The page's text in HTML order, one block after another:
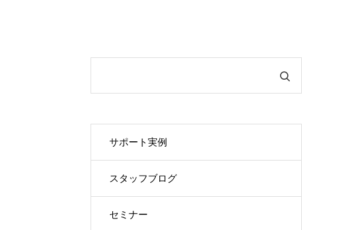
サポート実例
スタッフブログ
セミナー